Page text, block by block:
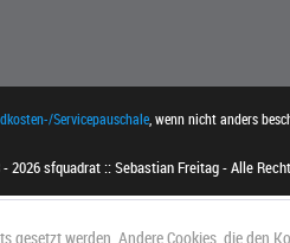
Servicepauschale, wenn nicht anders
2026 sfquadrat :: Sebastian Freitag - Alle
gesetzt werden. Andere Cookies, die den